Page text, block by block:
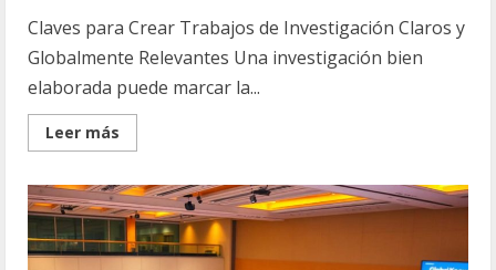
Claves para Crear Trabajos de Investigación Claros y
Globalmente Relevantes Una investigación bien
elaborada puede marcar la...
Leer más
more
para
Redactar
Trabajos
de
Investigación